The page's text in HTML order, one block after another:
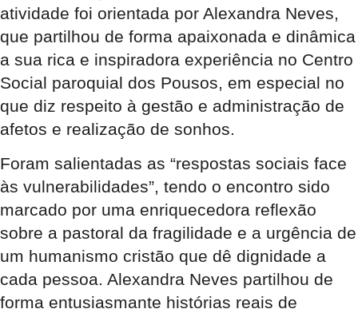
atividade foi orientada por Alexandra Neves,
que partilhou de forma apaixonada e dinâmica
a sua rica e inspiradora experiência no Centro
Social paroquial dos Pousos, em especial no
que diz respeito à gestão e administração de
afetos e realização de sonhos.
Foram salientadas as “respostas sociais face
às vulnerabilidades”, tendo o encontro sido
marcado por uma enriquecedora reflexão
sobre a pastoral da fragilidade e a urgência de
um humanismo cristão que dê dignidade a
cada pessoa. Alexandra Neves partilhou de
forma entusiasmante histórias reais de